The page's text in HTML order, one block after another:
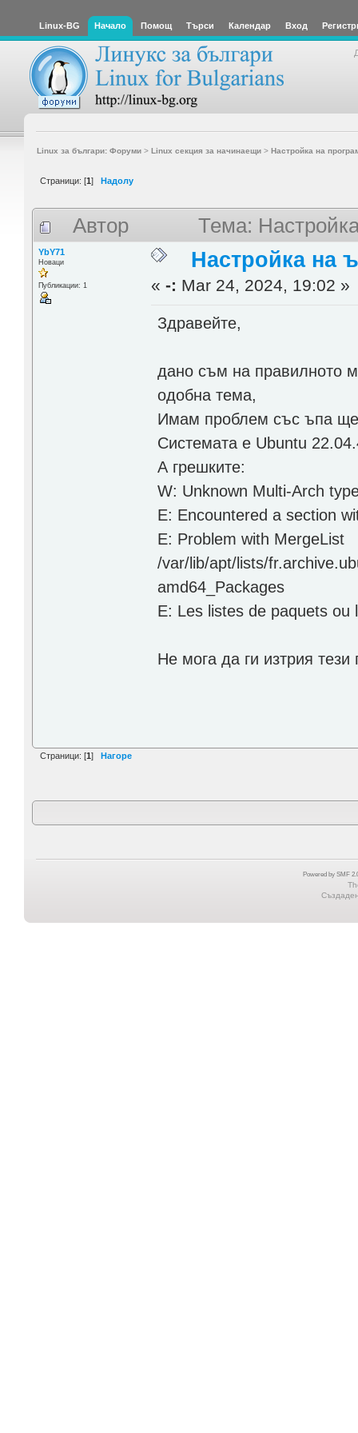
Linux-BG Начало Помощ Търси Календар Вход
Linux за българи: Форуми> Linux секция за начинаещи> Настройка на
Страници: [1] Надолу
Автор Тема:
YbY71
Новаци
Публикации: 1
Настройка на
«-: Mar 24, 2024, 19:02 »
Здравейте,
дано съм на правилното
одобна тема,
Имам проблем със ъпа
Системата е Ubuntu
А грешките:
W: Unknown Multi-Arch
E: Encountered a section
E: Problem with MergeList
/var/lib/apt/lists/
amd64_Packages
E: Les listes de paquets
Не мога да ги изтрия
Страници: [1] Нагоре
Powered by SMF